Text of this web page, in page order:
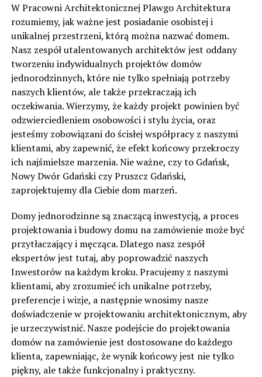
W Pracowni Architektonicznej Plawgo Architektura
rozumiemy, jak ważne jest posiadanie osobistej i
unikalnej przestrzeni, którą można nazwać domem.
Nasz zespół utalentowanych architektów jest oddany
tworzeniu indywidualnych projektów domów
jednorodzinnych, które nie tylko spełniają potrzeby
naszych klientów, ale także przekraczają ich
oczekiwania. Wierzymy, że każdy projekt powinien być
odzwierciedleniem osobowości i stylu życia, oraz
jesteśmy zobowiązani do ścisłej współpracy z naszymi
klientami, aby zapewnić, że efekt końcowy przekroczy
ich najśmielsze marzenia. Nie ważne, czy to Gdańsk,
Nowy Dwór Gdański czy Pruszcz Gdański,
zaprojektujemy dla Ciebie dom marzeń.
Domy jednorodzinne są znaczącą inwestycją, a proces
projektowania i budowy domu na zamówienie może być
przytłaczający i męcząca. Dlatego nasz zespół
ekspertów jest tutaj, aby poprowadzić naszych
Inwestorów na każdym kroku. Pracujemy z naszymi
klientami, aby zrozumieć ich unikalne potrzeby,
preferencje i wizje, a następnie wnosimy nasze
doświadczenie w projektowaniu architektonicznym, aby
je urzeczywistnić. Nasze podejście do projektowania
domów na zamówienie jest dostosowane do każdego
klienta, zapewniając, że wynik końcowy jest nie tylko
piękny, ale także funkcjonalny i praktyczny.